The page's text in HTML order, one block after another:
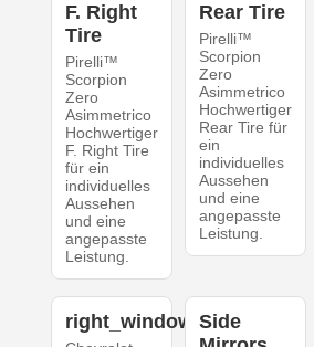
F. Right
Tire
Pirelli™
Scorpion
Zero
Asimmetrico
Hochwertiger
F. Right Tire
für ein
individuelles
Aussehen
und eine
angepasste
Leistung.
Rear Tire
Pirelli™
Scorpion
Zero
Asimmetrico
Hochwertiger
Rear Tire für
ein
individuelles
Aussehen
und eine
angepasste
Leistung.
right_windowsSide